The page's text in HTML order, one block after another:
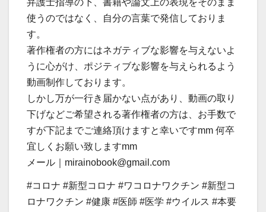
使うのではなく、自分の言葉で発信しておりま
す。
著作権者の方にはネガティブな影響を与えないよ
うに心がけ、ポジティブな影響を与えられるよう
動画制作しております。
しかし万が一行き届かない点があり、動画の取り
下げなどご希望される著作権者の方は、お手数で
すが下記までご連絡頂けますと幸いですmm 何卒
宜しくお願い致しますmm
メール｜mirainobook@gmail.com
#コロナ #新型コロナ #ワコロナワクチン #新型コ
ロナワクチン #健康 #医師 #医学 #ウイルス #本要